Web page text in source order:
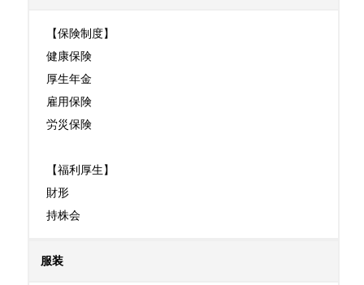
【保険制度】
健康保険
厚生年金
雇用保険
労災保険
【福利厚生】
財形
持株会
服装